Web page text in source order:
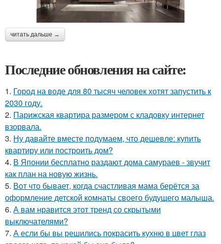
читать дальше →
Последние обновления на сайте:
1. Город на воде для 80 тысяч человек хотят запустить к
2030 году.
2. Парижская квартира размером с кладовку интернет
взорвала.
3. Ну давайте вместе подумаем, что дешевле: купить
квартиру или построить дом?
4. В Японии бесплатно раздают дома самураев - звучит
как план на новую жизнь.
5. Вот что бывает, когда счастливая мама берётся за
оформление детской комнаты своего будущего малыша.
6. А вам нравится этот тренд со скрытыми
выключателями?
7. А если бы вы решились покрасить кухню в цвет глаз